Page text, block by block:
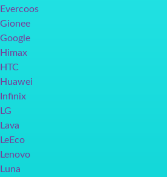
Evercoos
Gionee
Google
Himax
HTC
Huawei
Infinix
LG
Lava
LeEco
Lenovo
Luna